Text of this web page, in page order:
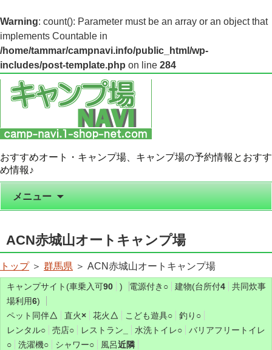
Warning: count(): Parameter must be an array or an object that
implements Countable in
/home/tammar/campnavi.info/public_html/wp-
includes/post-template.php on line 284
おすすめオート・キャンプ場、キャンプ場の予約情報とおすす
め情報♪
メニュー
ACN赤城山オートキャンプ場
トップ＞ 群馬県 ＞ ACN赤城山オートキャンプ場
キャンプサイト(車乗入可90 ) 電源付き ○ 建物(台所付4
共同炊事
場利用6)
ペット同伴△ 直火× 花火 △ こども遊具○ 釣り ○
レンタル○ 売店○ レストラン 水洗トイレ○
バリアフリートイレ
○
洗濯機○ シャワー○ 風呂近隣